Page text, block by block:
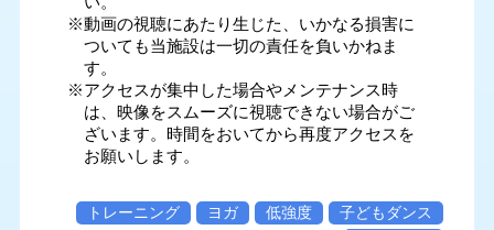
※動画の視聴にあたり生じた、いかなる損害に
ついても当施設は一切の責任を負いかねま
す。
※アクセスが集中した場合やメンテナンス時
は、映像をスムーズに視聴できない場合がご
ざいます。時間をおいてから再度アクセスを
お願いします。
トレーニング ヨガ 低強度
子どもダンス